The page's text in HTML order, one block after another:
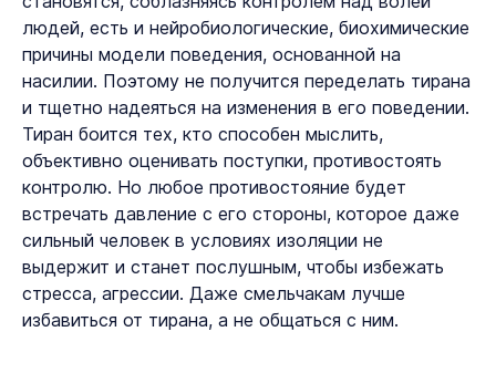
людей, есть и нейробиологические, биохимические
причины модели поведения, основанной на
насилии. Поэтому не получится переделать тирана
и тщетно надеяться на изменения в его поведении.
Тиран боится тех, кто способен мыслить,
объективно оценивать поступки, противостоять
контролю. Но любое противостояние будет
встречать давление с его стороны, которое даже
сильный человек в условиях изоляции не
выдержит и станет послушным, чтобы избежать
стресса, агрессии. Даже смельчакам лучше
избавиться от тирана, а не общаться с ним.